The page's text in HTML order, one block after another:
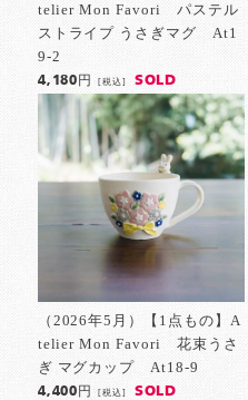
telier Mon Favori パステル
ストライプ うさぎマグ At1
9-2
4,180円[税込] SOLD
（2026年5月）【1点もの】A
telier Mon Favori 花束うさ
ぎ マグカップ At18-9
4,400円[税込] SOLD